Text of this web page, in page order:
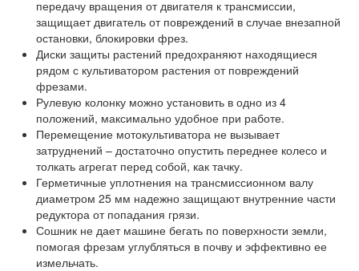
передачу вращения от двигателя к трансмиссии,
защищает двигатель от повреждений в случае внезапной
остановки, блокировки фрез.
Диски защиты растений предохраняют находящиеся
рядом с культиватором растения от повреждений
фрезами.
Рулевую колонку можно установить в одно из 4
положений, максимально удобное при работе.
Перемещение мотокультиватора не вызывает
затруднений – достаточно опустить переднее колесо и
толкать агрегат перед собой, как тачку.
Герметичные уплотнения на трансмиссионном валу
диаметром 25 мм надежно защищают внутренние части
редуктора от попадания грязи.
Сошник не дает машине бегать по поверхности земли,
помогая фрезам углубляться в почву и эффективно ее
измельчать.